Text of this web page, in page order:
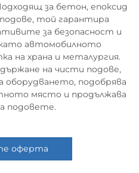
за бетон, епоксид
той гарантира
за безопасност и
автомобилното
на храна и металургия.
на чисти подове,
оборудването, подобрява
място и продължава
подовете.
оферта